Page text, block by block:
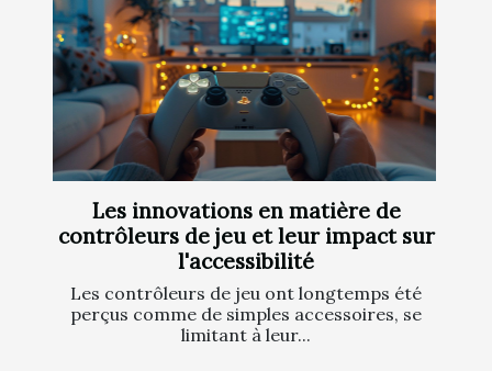
Les innovations en matière de
contrôleurs de jeu et leur impact sur
l'accessibilité
Les contrôleurs de jeu ont longtemps été
perçus comme de simples accessoires, se
limitant à leur...